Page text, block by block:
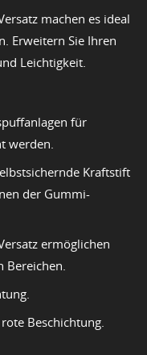
machen es ideal
Erweitern Sie Ihren
Leichtigkeit.
für
werden.
Kraftstift
der Gummi-
ermöglichen
Bereichen.
Beschichtung.